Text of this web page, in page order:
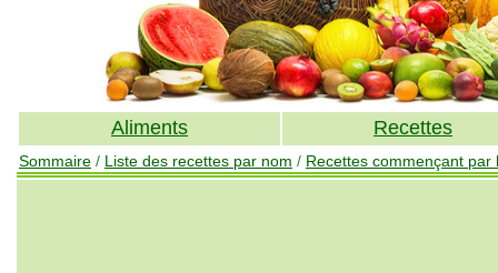
Aliments Recettes
Sommaire / Liste des recettes par nom / Recettes commençant par